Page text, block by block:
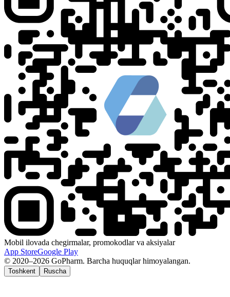
Mobil ilovada chegirmalar, promokodlar va aksiyalar
App StoreGoogle Play
© 2020–2026 GoPharm. Barcha huquqlar himoyalangan.
Toshkent Ruscha